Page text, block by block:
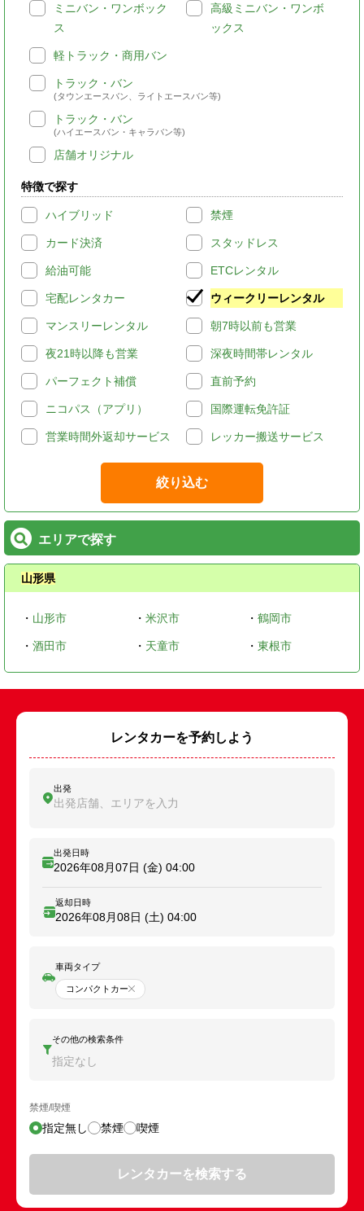
ミニバン・ワンボック
ス
高級ミニバン・ワンボ
ックス
軽トラック・商用バン
トラック・バン
(タウンエースバン、ライトエースバン等)
トラック・バン
(ハイエースバン・キャラバン等)
店舗オリジナル
特徴で探す
ハイブリッド 禁煙
カード決済 スタッドレス
給油可能 ETCレンタル
宅配レンタカー ウィークリーレンタル
マンスリーレンタル 朝7時以前も営業
夜21時以降も営業 深夜時間帯レンタル
パーフェクト補償 直前予約
ニコパス（アプリ） 国際運転免許証
営業時間外返却サービス レッカー搬送サービス
絞り込む
エリアで探す
山形県
・ 山形市 ・ 米沢市 ・鶴岡市
・ 酒田市 ・ 天童市 ・東根市
レンタカーを予約しよう
出発
出発店舗、エリアを入力
出発日時
2026年08月07日 (金) 04:00
返却日時
2026年08月08日 (土) 04:00
車両タイプ
コンパクトカー
その他の検索条件
指定なし
禁煙/喫煙
指定無し 禁煙 喫煙
レンタカーを検索する